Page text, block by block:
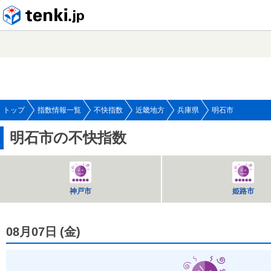
トップ 指数情報一覧 不快指数 近畿地方 兵庫県 明石市
明石市の不快指数
神戸市 姫路市
08月07日 (金)